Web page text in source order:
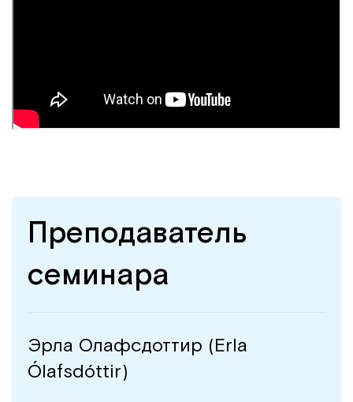
Преподаватель
семинара
Эрла Олафсдоттир (Erla
Ólafsdóttir)